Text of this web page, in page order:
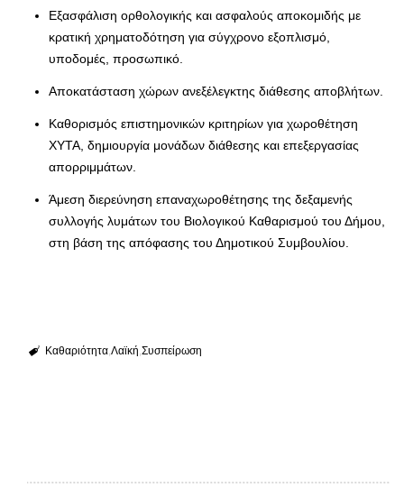
Εξασφάλιση ορθολογικής και ασφαλούς αποκομιδής με
κρατική χρηματοδότηση για σύγχρονο εξοπλισμό,
υποδομές, προσωπικό.
Αποκατάσταση χώρων ανεξέλεγκτης διάθεσης αποβλήτων.
Καθορισμός επιστημονικών κριτηρίων για χωροθέτηση
ΧΥΤΑ, δημιουργία μονάδων διάθεσης και επεξεργασίας
απορριμμάτων.
Άμεση διερεύνηση επαναχωροθέτησης της δεξαμενής
συλλογής λυμάτων του Βιολογικού Καθαρισμού του Δήμου,
στη βάση της απόφασης του Δημοτικού Συμβουλίου.
Καθαριότητα Λαϊκή Συσπείρωση